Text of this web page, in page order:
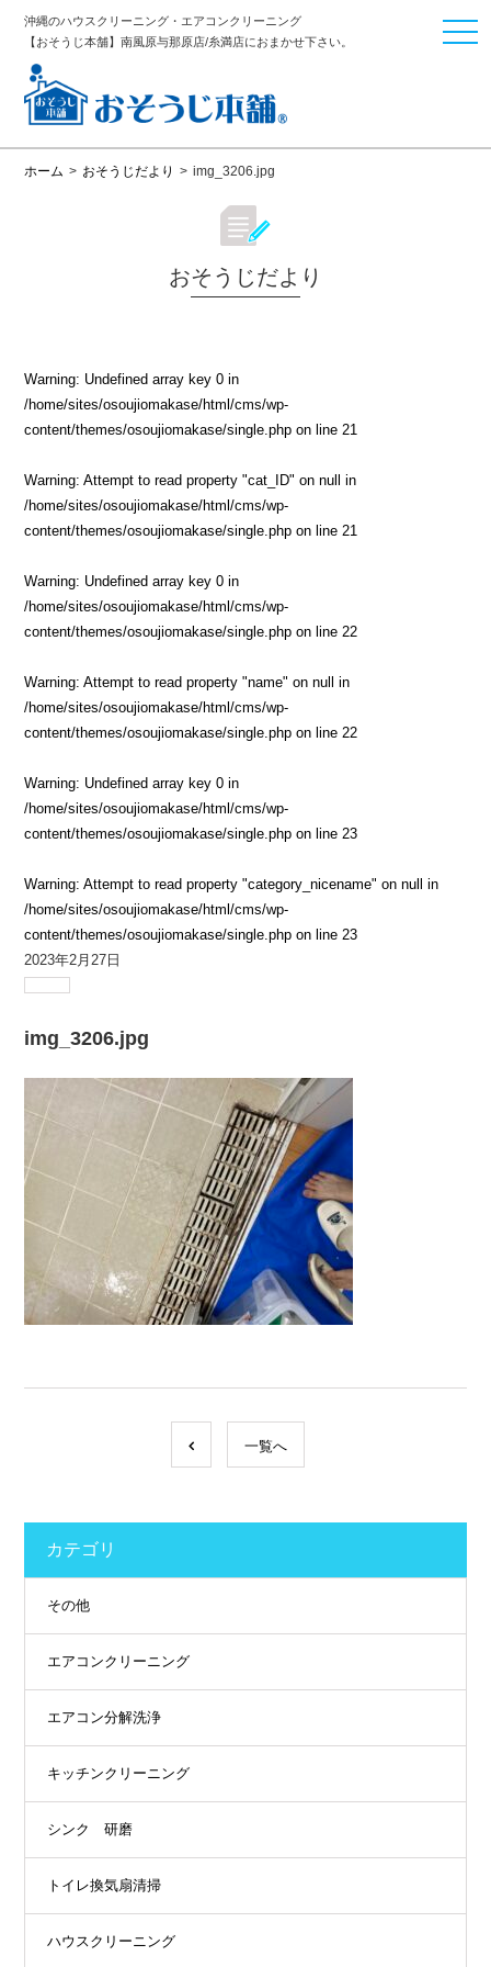
沖縄のハウスクリーニング・エアコンクリーニング
【おそうじ本舗】南風原与那原店/糸満店におまかせ下さい。
ホーム > おそうじだより > img_3206.jpg
おそうじだより
Warning: Undefined array key 0 in
/home/sites/osoujiomakase/html/cms/wp-
content/themes/osoujiomakase/single.php on line 21
Warning: Attempt to read property "cat_ID" on null in
/home/sites/osoujiomakase/html/cms/wp-
content/themes/osoujiomakase/single.php on line 21
Warning: Undefined array key 0 in
/home/sites/osoujiomakase/html/cms/wp-
content/themes/osoujiomakase/single.php on line 22
Warning: Attempt to read property "name" on null in
/home/sites/osoujiomakase/html/cms/wp-
content/themes/osoujiomakase/single.php on line 22
Warning: Undefined array key 0 in
/home/sites/osoujiomakase/html/cms/wp-
content/themes/osoujiomakase/single.php on line 23
Warning: Attempt to read property "category_nicename" on null in
/home/sites/osoujiomakase/html/cms/wp-
content/themes/osoujiomakase/single.php on line 23
2023年2月27日
img_3206.jpg
一覧へ
カテゴリ
その他
エアコンクリーニング
エアコン分解洗浄
キッチンクリーニング
シンク 研磨
トイレ換気扇清掃
ハウスクリーニング